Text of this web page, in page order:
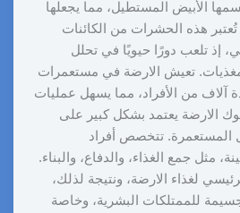
الأبيض المستطيل، مما يجعلها
تُعتبر هذه الحشرات من الكائنات
إذ تلعب دورًا حيويًا في تحلل
تعيش الارضة في مستعمرات
من الأفراد، مما يسهل عمليات
الارضة يعتمد بشكل كبير على
المستعمرة. تتخصص أفراد
مثل جمع الغذاء، والدفاع، والبناء.
لغذاء الارضة، ونتيجة لذلك،
للممتلكات البشرية، وخاصة